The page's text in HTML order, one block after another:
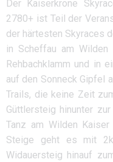
Der Kaiserkrone
2780+ ist Teil der
der härtesten Skyraces
in Scheffau am
Rehbachklamm und in
auf den Sonneck Gipfel
Trails, die keine Zeit
Güttlersteig hinunter
Tanz am Wilden
Steige geht es mit
Widauersteig hinauf